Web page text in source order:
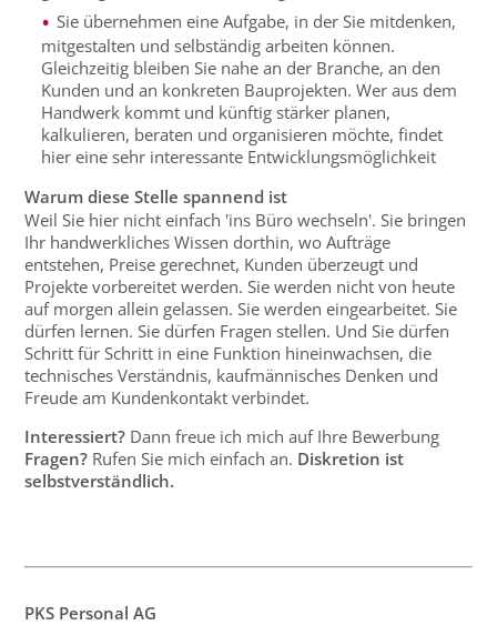
Sie übernehmen eine Aufgabe, in der Sie mitdenken,
mitgestalten und selbständig arbeiten können.
Gleichzeitig bleiben Sie nahe an der Branche, an den
Kunden und an konkreten Bauprojekten. Wer aus dem
Handwerk kommt und künftig stärker planen,
kalkulieren, beraten und organisieren möchte, findet
hier eine sehr interessante Entwicklungsmöglichkeit
Warum diese Stelle spannend ist
Weil Sie hier nicht einfach 'ins Büro wechseln'. Sie bringen
Ihr handwerkliches Wissen dorthin, wo Aufträge
entstehen, Preise gerechnet, Kunden überzeugt und
Projekte vorbereitet werden. Sie werden nicht von heute
auf morgen allein gelassen. Sie werden eingearbeitet. Sie
dürfen lernen. Sie dürfen Fragen stellen. Und Sie dürfen
Schritt für Schritt in eine Funktion hineinwachsen, die
technisches Verständnis, kaufmännisches Denken und
Freude am Kundenkontakt verbindet.
Interessiert? Dann freue ich mich auf Ihre Bewerbung
Fragen? Rufen Sie mich einfach an. Diskretion ist
selbstverständlich.
PKS Personal AG